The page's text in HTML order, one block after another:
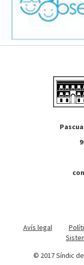
Avís legal
© 2017 Síndic